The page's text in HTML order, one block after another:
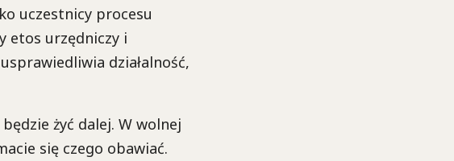
uczestnicy procesu
etos urzędniczy i
działalność,
żyć dalej. W wolnej
się czego obawiać.